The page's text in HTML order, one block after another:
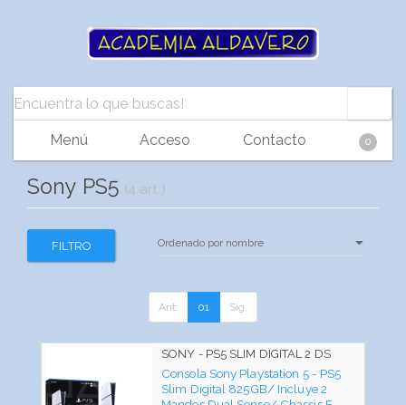
Menú Acceso Contacto 0
Sony PS5 (4 art.)
FILTRO
Ant. 01 Sig.
SONY - PS5 SLIM DIGITAL 2 DS
Consola Sony Playstation 5 - PS5
Slim Digital 825GB/ Incluye 2